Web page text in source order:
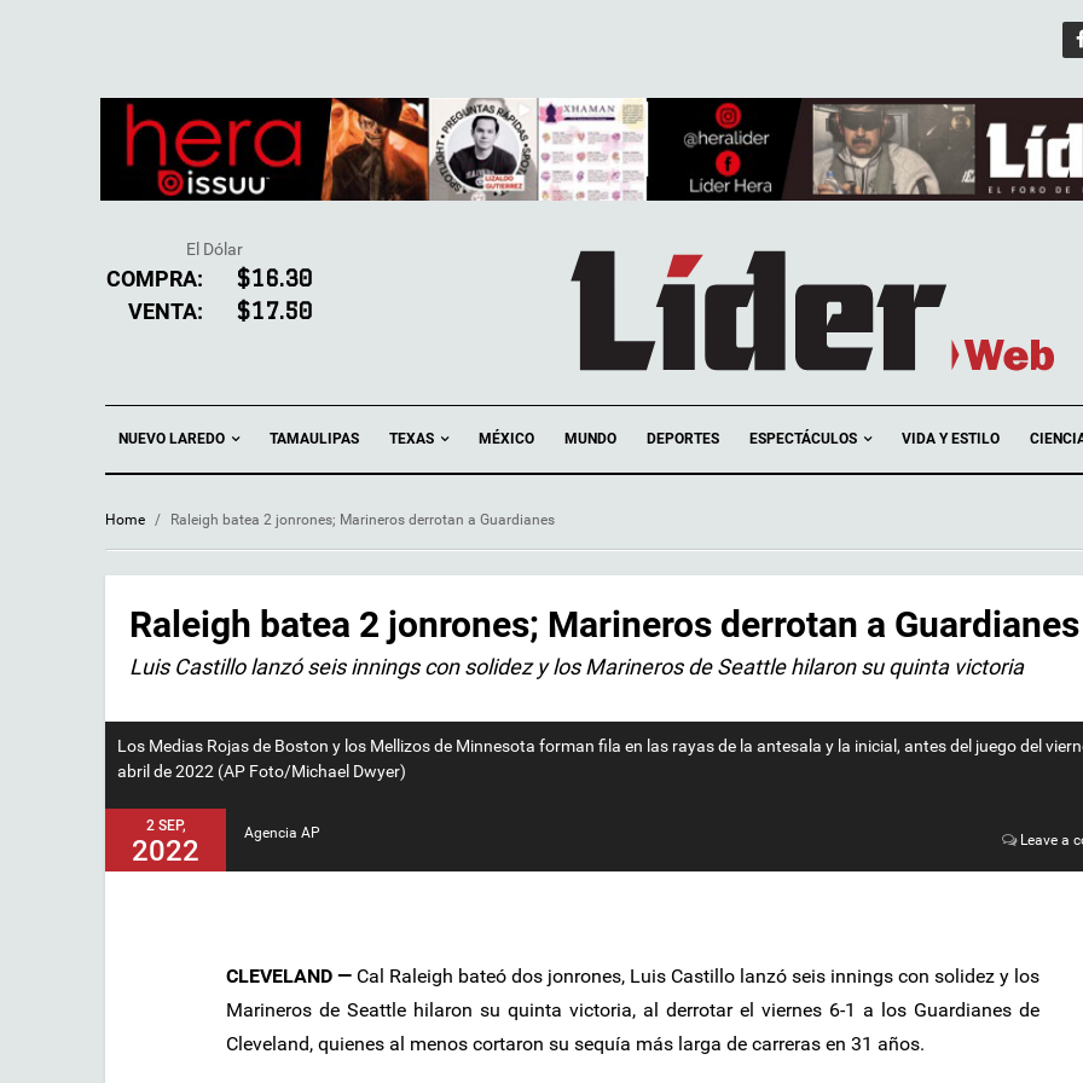
El Dólar
COMPRA: $16.30
VENTA: $17.50
NUEVO LAREDO TAMAULIPAS TEXAS MÉXICO MUNDO DEPORTES ESPECTÁCULOS VIDA Y ESTILO
Home / Raleigh batea 2 jonrones; Marineros derrotan a Guardianes
Raleigh batea 2 jonrones; Marineros derrotan a Guardianes
Luis Castillo lanzó seis innings con solidez y los Marineros de Seattle hilaron su quinta victoria
Los Medias Rojas de Boston y los Mellizos de Minnesota forman fila en las rayas de la antesala y la inicial, antes del juego del
abril de 2022 (AP Foto/Michael Dwyer)
2 SEP,
2022
Agencia AP Leave a
CLEVELAND — Cal Raleigh bateó dos jonrones, Luis Castillo lanzó seis innings con solidez y los
Marineros de Seattle hilaron su quinta victoria, al derrotar el viernes 6-1 a los Guardianes de
Cleveland, quienes al menos cortaron su sequía más larga de carreras en 31 años.